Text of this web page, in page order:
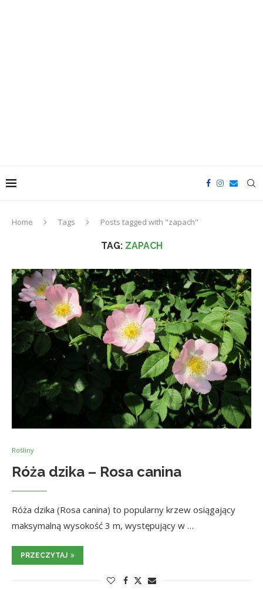
Home Tags Posts tagged with "zapach"
TAG: ZAPACH
Rośliny
Róża dzika – Rosa canina
Róża dzika (Rosa canina) to popularny krzew osiągający
maksymalną wysokość 3 m, występujący w …
PRZECZYTAJ